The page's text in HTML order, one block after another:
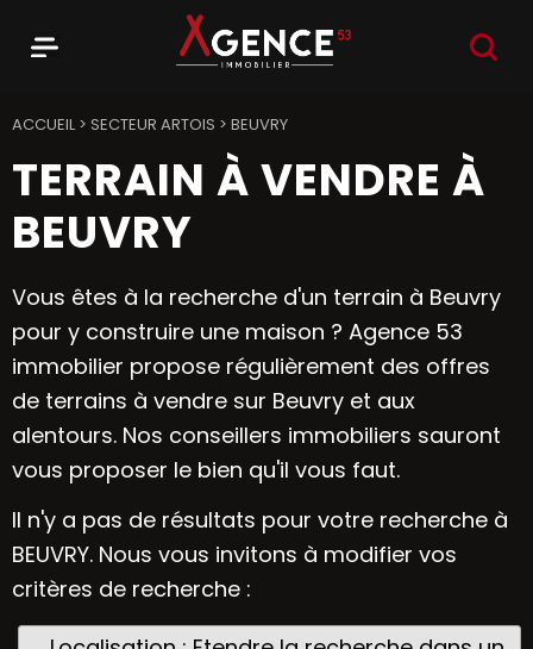
ACCUEIL> SECTEUR ARTOIS > BEUVRY
TERRAIN À VENDRE À
BEUVRY
Vous êtes à la recherche d'un terrain à Beuvry
pour y construire une maison ? Agence 53
immobilier propose régulièrement des offres
de terrains à vendre sur Beuvry et aux
alentours. Nos conseillers immobiliers sauront
vous proposer le bien qu'il vous faut.
Il n'y a pas de résultats pour votre recherche à
BEUVRY. Nous vous invitons à modifier vos
critères de recherche :